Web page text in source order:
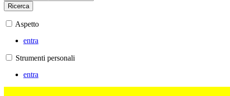
Ricerca
Aspetto
entra
Strumenti personali
entra